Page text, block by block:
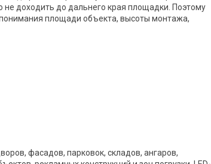
не доходить до дальнего края площадки. Поэтому
понимания площади объекта, высоты монтажа,
фасадов, парковок, складов, ангаров,